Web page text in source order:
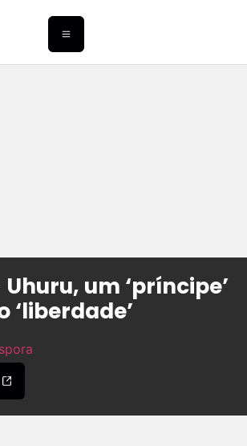
um ‘príncipe’
‘liberdade’